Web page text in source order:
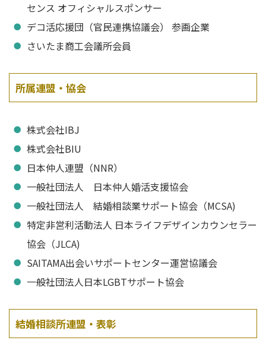
センス オフィシャルスポンサー
デコ活応援団（官民連携協議会） 参画企業
さいたま商工会議所会員
所属連盟・協会
株式会社IBJ
株式会社BIU
日本仲人連盟（NNR）
一般社団法人 日本仲人婚活支援協会
一般社団法人 結婚相談業サポート協会（MCSA)
特定非営利活動法人 日本ライフデザインカウンセラー
協会（JLCA)
SAITAMA出会いサポートセンター運営協議会
一般社団法人日本LGBTサポート協会
結婚相談所連盟・表彰